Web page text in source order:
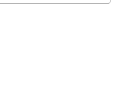
ら人気グループが